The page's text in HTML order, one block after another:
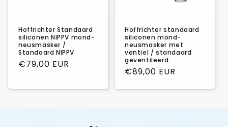
Hoffrichter Standaard
siliconen NIPPV mond-
neusmasker /
Standaard NIPPV
Normale
€79,00 EUR
Hoffrichter standaard
siliconen mond-
neusmasker met
ventiel / standaard
geventileerd
Normale
€89,00 EUR